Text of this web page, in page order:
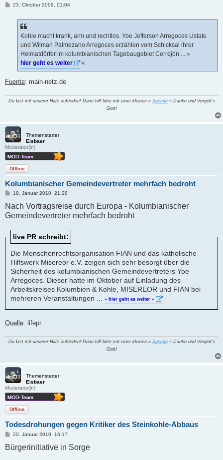
B23. Oktober 2009, 01:04
Kohle macht krank, arm und rechtlos. Yoe Jefferson Arregoces Ustate
und Wilman Palmezano Arregoces erzählen vom Schicksal ihrer
Heimatdörfer im kolumbianischen Tagebaugebiet Cerrejón ... »
hier geht es weiter
«
Fuente: main-netz.de
Du bist mit unserer Hilfe zufrieden! Dann hilf bitte mit einer kleinen » Spende« Danke und Vergelt's
Gott!
Themenstarter
Eisbaer
Moderator(in)
Offline
Kolumbianischer Gemeindevertreter mehrfach bedroht
B
i
t
r
g
18. Januar 2010, 21:28
Nach Vortragsreise durch Europa - Kolumbianischer
Gemeindevertreter mehrfach bedroht
live PR schreibt:
Die Menschenrechtsorganisation FIAN und das katholische
Hilfswerk Misereor e.V. zeigen sich sehr besorgt über die
Sicherheit des kolumbianischen Gemeindevertreters Yoe
Arregoces. Dieser hatte im Oktober auf Einladung des
Arbeitskreises Kolumbien & Kohle, MISEREOR und FIAN bei
mehreren Veranstaltungen ... » hier geht es weiter «
Quelle: lifepr
Du bist mit unserer Hilfe zufrieden! Dann hilf bitte mit einer kleinen » Spende« Danke und Vergelt's
Gott!
Themenstarter
Eisbaer
Moderator(in)
Offline
Todesdrohungen gegen Kritiker des Steinkohle-Abbaus
B
i
t
20. Januar 2010, 16:17
Bürgerinitiative in Sorge